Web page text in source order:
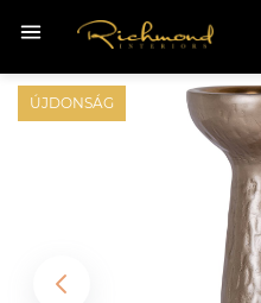
ÚJDONSÁG